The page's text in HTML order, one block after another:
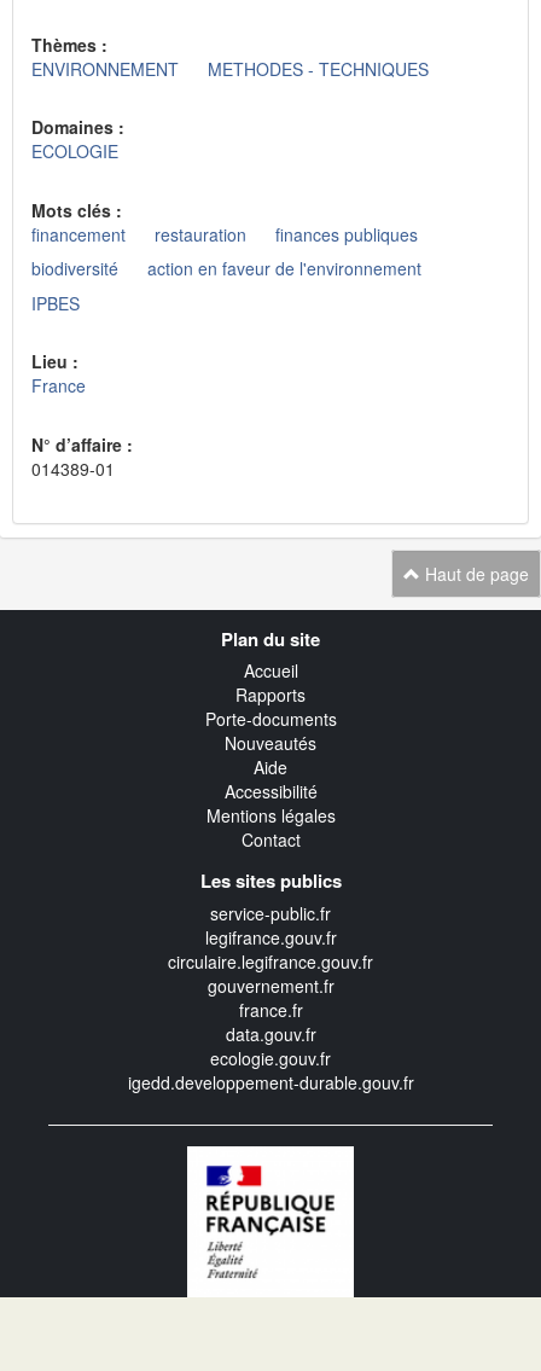
Thèmes :
ENVIRONNEMENT
METHODES - TECHNIQUES
Domaines :
ECOLOGIE
Mots clés :
financement
restauration
finances publiques
biodiversité
action en faveur de l'environnement
IPBES
Lieu :
France
N° d’affaire :
014389-01
Haut de page
Plan du site
Accueil
Rapports
Porte-documents
Nouveautés
Aide
Accessibilité
Mentions légales
Contact
Les sites publics
service-public.fr
legifrance.gouv.fr
circulaire.legifrance.gouv.fr
gouvernement.fr
france.fr
data.gouv.fr
ecologie.gouv.fr
igedd.developpement-durable.gouv.fr